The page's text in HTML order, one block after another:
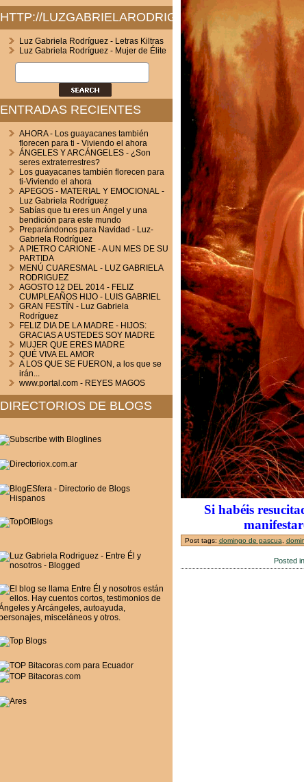
HTTP://LUZGABRIELARODRIGUEZ.BLOGSPOT.COM/
Luz Gabriela Rodríguez - Letras Kiltras
Luz Gabriela Rodríguez - Mujer de Élite
ENTRADAS RECIENTES
AHORA - Los guayacanes también
florecen para ti - Viviendo el ahora
ÁNGELES Y ARCÁNGELES - ¿Son
seres extraterrestres?
Los guayacanes también florecen para
ti-Viviendo el ahora
APEGOS - MATERIAL Y EMOCIONAL -
Luz Gabriela Rodríguez
Sabías que tu eres un Ángel y una
bendición para este mundo
Preparándonos para Navidad - Luz-
Gabriela Rodríguez
A PIETRO CARIONE - A UN MES DE SU
PARTIDA
MENÚ CUARESMAL - LUZ GABRIELA
RODRIGUEZ
AGOSTO 12 DEL 2014 - FELIZ
CUMPLEAÑOS HIJO - LUIS GABRIEL
GRAN FESTÍN - Luz Gabriela
Rodríguez
FELIZ DIA DE LA MADRE - HIJOS:
GRACIAS A USTEDES SOY MADRE
MUJER QUE ERES MADRE
QUÉ VIVA EL AMOR
A LOS QUE SE FUERON, a los que se
irán...
www.portal.com - REYES MAGOS
DIRECTORIOS DE BLOGS
Si habéis
Post tags: domingo de pascua
Posted